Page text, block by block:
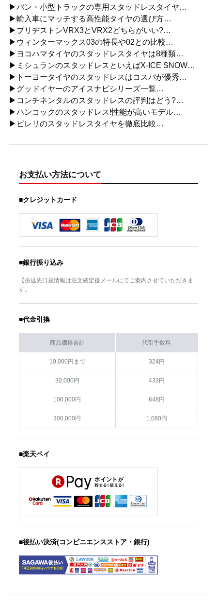
▶バン・小型トラックの専用スタッドレスタイヤ…
▶輸入車にマッチする高性能タイヤの選び方…
▶ブリヂストンVRX3とVRX2どちらがいい?…
▶ウィンターマックス03の特長や02との比較…
▶ヨコハマタイヤのスタッドレスタイヤは8種類…
▶ミシュランのスタッドレスといえばX-ICE SNOW…
▶トーヨータイヤのスタッドレスはコスパが優秀…
▶グッドイヤーのアイスナビシリーズ一覧…
▶コンチネンタルのスタッドレスの評判はどう?…
▶ハンコックのスタッドレス!性能が高いモデル…
▶ピレリのスタッドレスタイヤを徹底比較…
お支払い方法について
■クレジットカード
■銀行振り込み
【振込先口座情報は注文確定後メールにてご案内させていただきま
す。
■代金引換
商品価格合計 代引手数料
10,000円まで 324円
30,000円 432円
100,000円 648円
300,000円 1,080円
■楽天ペイ
■後払い決済(コンビニエンスストア・銀行)